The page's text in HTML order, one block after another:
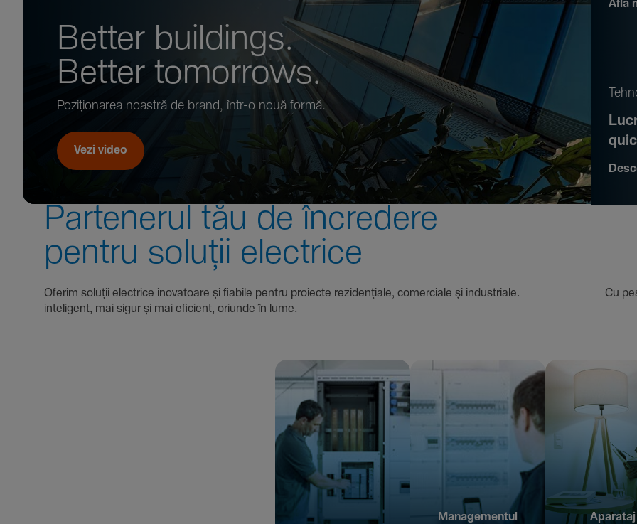
Better buil­dings.
Better tomor­rows.
Pozi­țio­narea noastră de brand, într-o nouă formă.
Vezi video
Află
Parte­nerul tău de încre­dere
pentru soluții electrice
Oferim soluții electrice inova­toare și fiabile pentru proiecte rezi­den­țiale, comer­ciale și indus­triale. Cu peste
inte­li­gent, mai sigur și mai eficient, oriunde în lume.
Managementul
Aparataj